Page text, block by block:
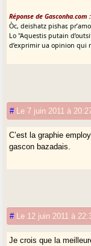
Réponse de Gasconha.com :
Òc, deishatz pishar,
Lo "Aquestis putain
d’exprimir ua opinion qui
# Le 7 juin 2011 à
C’est la graphie
gascon bazadais.
# Le 12 juin 2011 à
Je crois que la